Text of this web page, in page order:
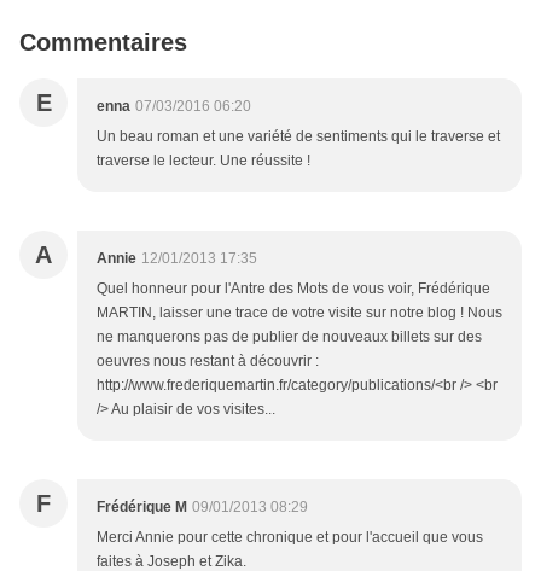
Commentaires
E enna 07/03/2016 06:20
Un beau roman et une variété de sentiments qui le traverse et
traverse le lecteur. Une réussite !
A Annie 12/01/2013 17:35
Quel honneur pour l'Antre des Mots de vous voir, Frédérique
MARTIN, laisser une trace de votre visite sur notre blog ! Nous
ne manquerons pas de publier de nouveaux billets sur des
oeuvres nous restant à découvrir :
http://www.frederiquemartin.fr/category/publications/<br /> <br
/> Au plaisir de vos visites...
F Frédérique M 09/01/2013 08:29
Merci Annie pour cette chronique et pour l'accueil que vous
faites à Joseph et Zika.